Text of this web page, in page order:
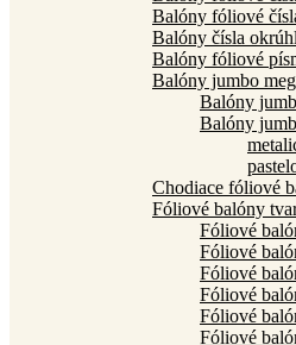
Balóny fóliové
Balóny čísla
Balóny fóliové
Balóny jumbo
Balóny
Balóny
Chodiace fóliové
Fóliové balóny
Fóliové
Fóliové
Fóliové
Fóliové
Fóliové
Fóliové